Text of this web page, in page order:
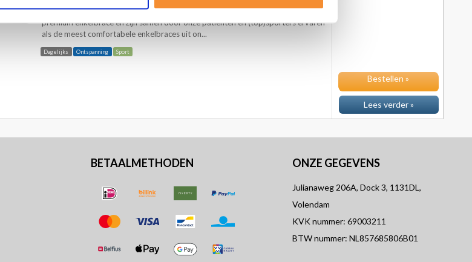
Dagelijks Ontspanning Sport
De Malleotrain S enkelbrace heeft dezelfde eigenschappen als de Dunimed
premium enkelbrace en zijn samen door onze patiënten en (top)sporters ervaren
als de meest comfortabele enkelbraces uit on...
Bestellen »
Lees verder »
BETAALMETHODEN ONZE GEGEVENS
Julianaweg 206A, Dock 3, 1131DL,
Volendam
KVK nummer: 69003211
BTW nummer: NL857685806B01